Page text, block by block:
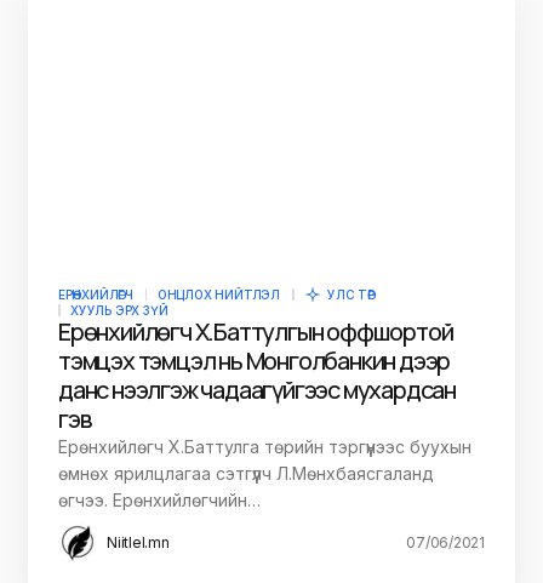
ЕРӨНХИЙЛӨГЧ ОНЦЛОХ НИЙТЛЭЛ
УЛС ТӨР
ХУУЛЬ ЭРХ ЗҮЙ
Ерөнхийлөгч Х.Баттулгын оффшортой
тэмцэх тэмцэл нь Монголбанкин дээр
данс нээлгэж чадаагүйгээс мухардсан
гэв
Ерөнхийлөгч Х.Баттулга төрийн тэргүүнээс буухын
өмнөх ярилцлагаа сэтгүүлч Л.Мөнхбаясгаланд
өгчээ. Ерөнхийлөгчийн…
Niitlel.mn 07/06/2021